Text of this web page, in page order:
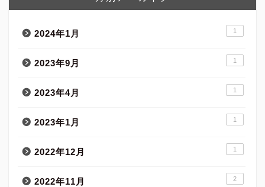
2024年1月 1
2023年9月 1
2023年4月 1
2023年1月 1
2022年12月 1
2022年11月 2